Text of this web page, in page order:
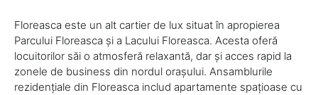
Floreasca este un alt cartier de lux situat în apropierea
Parcului Floreasca și a Lacului Floreasca. Acesta oferă
locuitorilor săi o atmosferă relaxantă, dar și acces rapid la
zonele de business din nordul orașului. Ansamblurile
rezidențiale din Floreasca includ apartamente spațioase cu